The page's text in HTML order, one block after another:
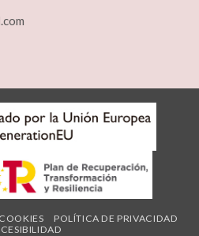
POLÍTICA DE PRIVACIDAD